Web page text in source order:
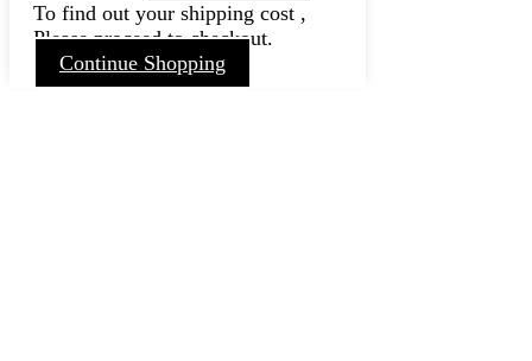
To find out your shipping cost ,
Please proceed to checkout.
Continue Shopping